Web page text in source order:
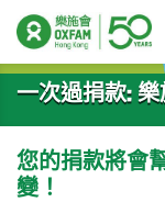
開始主要內容
一次過捐款:
您的捐款將會
變！